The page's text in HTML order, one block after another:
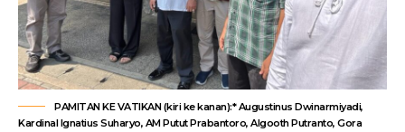
PAMITAN KE VATIKAN (kiri ke kanan):* Augustinus Dwinarmiyadi,
Kardinal Ignatius Suharyo, AM Putut Prabantoro, Algooth Putranto, Gora